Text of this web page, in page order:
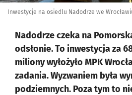
Inwestycje na osiedlu Nadodrze we
Nadodrze czeka na
odsłonie. To inwestycja za
miliony wyłożyło MPK
zadania. Wyzwaniem była
podziemnych. Poza tym to